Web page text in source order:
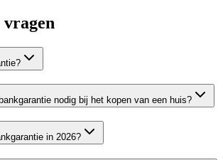
vragen
nodig bij het kopen van een huis?
in 2026?